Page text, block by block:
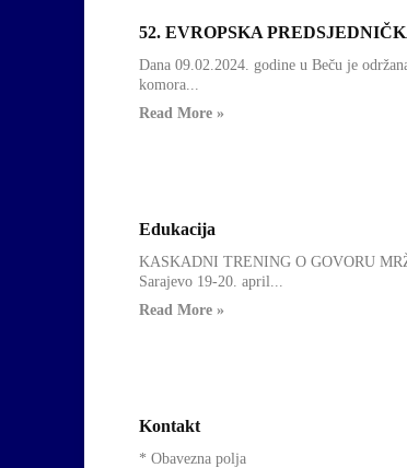
52. EVROPSKA
Dana 09.02.2024. godine u Beču je
komora...
Read More »
Edukacija
KASKADNI TRENING O GOVORU
Sarajevo 19-20. april...
Read More »
Kontakt
* Obavezna polja